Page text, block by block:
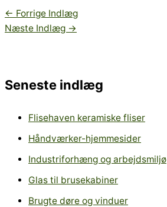
← Forrige Indlæg
Næste Indlæg →
Seneste indlæg
Flisehaven keramiske fliser
Håndværker-hjemmesider
Industriforhæng og arbejdsmiljø
Glas til brusekabiner
Brugte døre og vinduer